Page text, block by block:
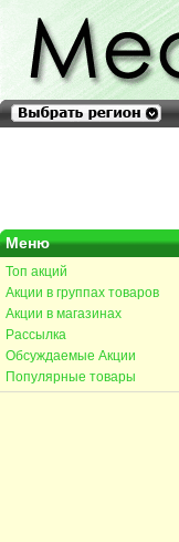
Меню
Топ акций
Акции в группах товаров
Акции в магазинах
Рассылка
Обсуждаемые Акции
Популярные товары